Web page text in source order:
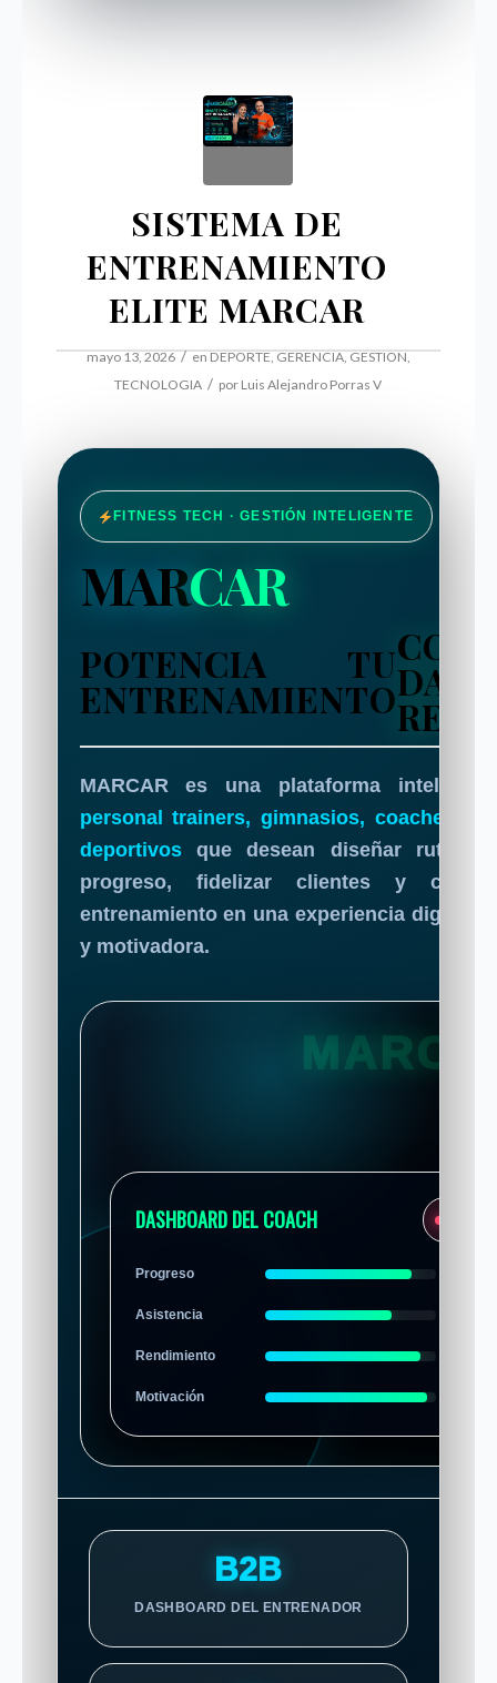
SISTEMA DE
ENTRENAMIENTO
ELITE MARCAR
mayo 13, 2026 / enDEPORTE,GERENCIA,GESTION,
TECNOLOGIA / por Luis Alejandro Porras V
FITNESS TECH · GESTIÓN INTELIGENTE
MARCAR
POTENCIA TU
ENTRENAMIENTO
CON
MARCAR es una plataforma
personal trainers, gimnasios, coaches y
deportivosque desean diseñar rutinas,
progreso, fidelizar clientes y
entrenamiento en una experiencia digital,
y motivadora.
DASHBOARD DEL COACH
Progreso
Asistencia
Rendimiento
Motivación
B2B
DASHBOARD DEL ENTRENADOR